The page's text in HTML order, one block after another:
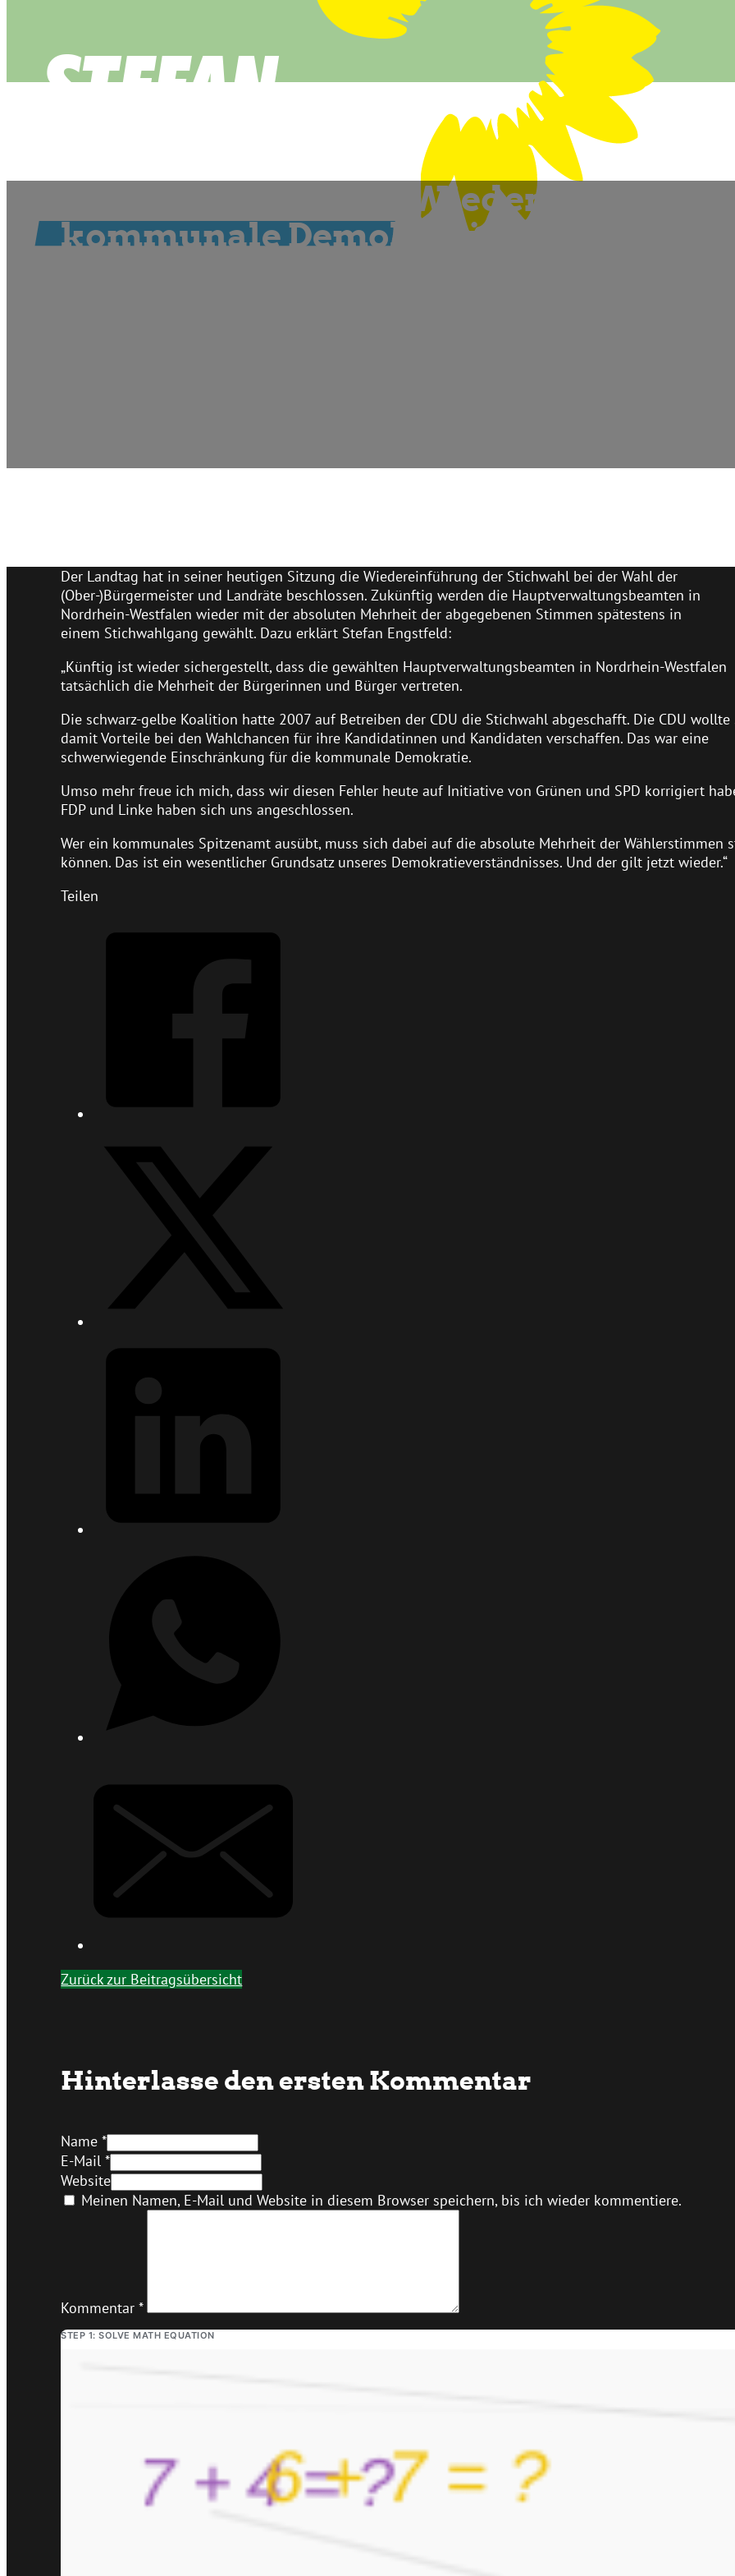
Landtag beschließt
kommunale Demokratie
Der Landtag hat in seiner heutigen Sitzung die Wiedereinführung der Stichwahl bei der Wahl der
(Ober-)Bürgermeister und Landräte beschlossen. Zukünftig werden die Hauptverwaltungsbeamten in
Nordrhein-Westfalen wieder mit der absoluten Mehrheit der abgegebenen Stimmen spätestens in
einem Stichwahlgang gewählt. Dazu erklärt Stefan Engstfeld:
„Künftig ist wieder sichergestellt, dass die gewählten Hauptverwaltungsbeamten in Nordrhein-Westfalen
tatsächlich die Mehrheit der Bürgerinnen und Bürger vertreten.
Die schwarz-gelbe Koalition hatte 2007 auf Betreiben der CDU die Stichwahl abgeschafft. Die CDU wollte
damit Vorteile bei den Wahlchancen für ihre Kandidatinnen und Kandidaten verschaffen. Das war eine
schwerwiegende Einschränkung für die kommunale Demokratie.
Umso mehr freue ich mich, dass wir diesen Fehler heute auf Initiative von Grünen und SPD korrigiert
FDP und Linke haben sich uns angeschlossen.
Wer ein kommunales Spitzenamt ausübt, muss sich dabei auf die absolute Mehrheit der Wählerstimmen
können. Das ist ein wesentlicher Grundsatz unseres Demokratieverständnisses. Und der gilt jetzt wieder.“
Teilen
Zurück zur Beitragsübersicht
Hinterlasse den ersten Kommentar
Name *
E-Mail *
Website
Meinen Namen, E-Mail und Website in diesem Browser speichern, bis ich wieder kommentiere.
Kommentar*
STEP 1: SOLVE MATH EQUATION